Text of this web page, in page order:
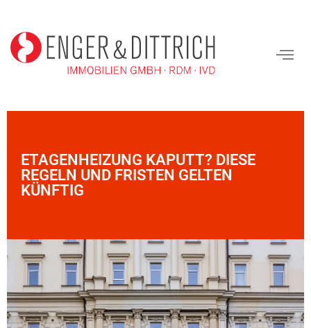
ETAGENHEIZUNG KAPUTT? DIESE
REGELN UND FRISTEN GELTEN
KÜNFTIG